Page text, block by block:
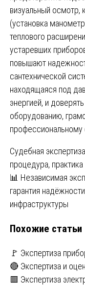
визуальный осмотр,
(установка
теплового
устаревших
повышают
сантехнической
находящаяся под
энергией, и
оборудованию,
Навигация
по
записям
Судебная
процедура,
📊 Независимая
гарантия
инфраструктуры
Похожие статьи
🚩 Экспертиза
🔴 Экспертиза и
🟥 Экспертиза